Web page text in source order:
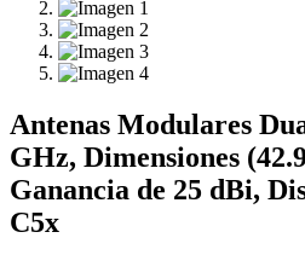
Antenas Modulares
GHz, Dimensiones
Ganancia de 25 dBi,
C5x